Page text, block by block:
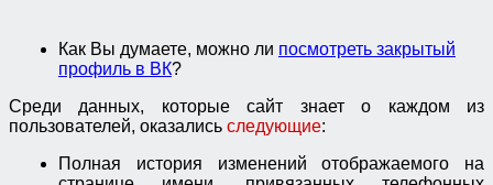
Как Вы думаете, можно ли посмотреть закрытый
профиль в ВК?
Среди данных, которые сайт знает о каждом из
пользователей, оказались следующие:
Полная история изменений отображаемого на